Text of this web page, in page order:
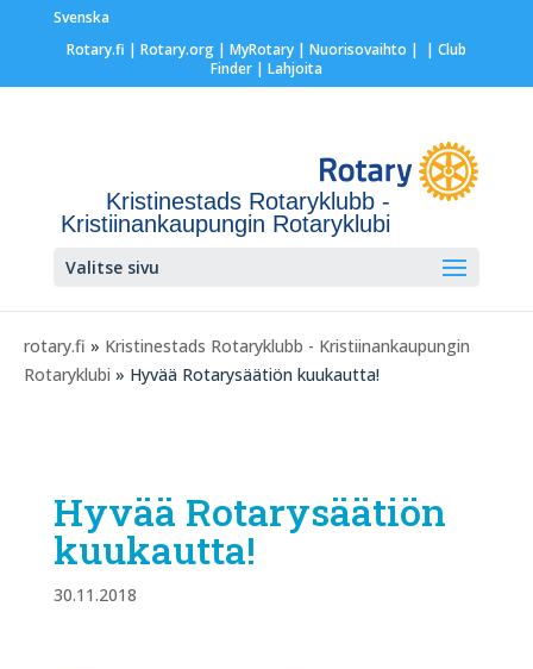
Svenska
Rotary.fi | Rotary.org| MyRotary | Nuorisovaihto | | Club
Finder| Lahjoita
Kristinestads Rotaryklubb -
Kristiinankaupungin Rotaryklubi
Valitse sivu
rotary.fi » Kristinestads Rotaryklubb - Kristiinankaupungin
Rotaryklubi » Hyvää Rotarysäätiön kuukautta!
Hyvää Rotarysäätiön
kuukautta!
30.11.2018